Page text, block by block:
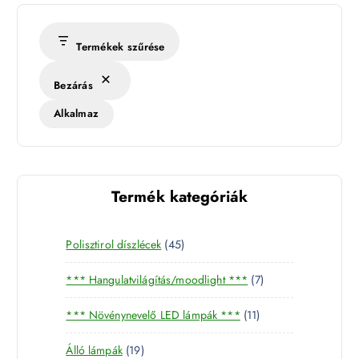
Termékek szűrése
Bezárás
Alkalmaz
Termék kategóriák
Polisztirol díszlécek 454
5
t
e
r
m
*** Hangulatvilágítás/moodlight *** 77
t
r
*** Növénynevelő LED lámpák *** 111
1
Álló lámpák 191